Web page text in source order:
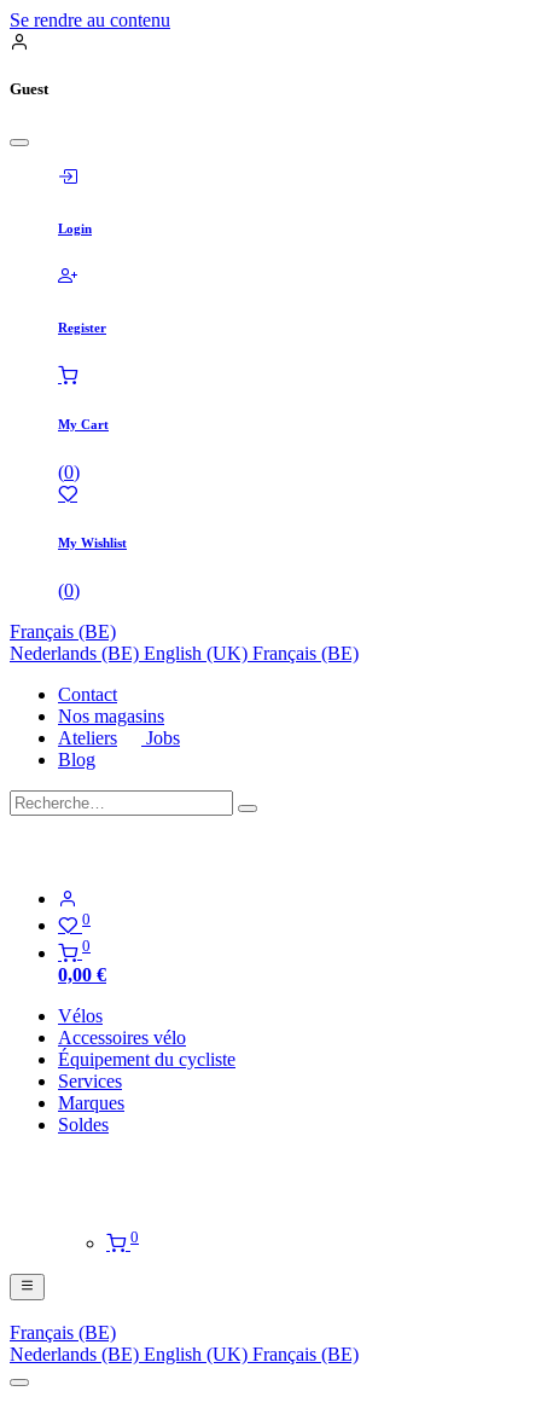
Se rendre au contenu
Guest
Login
Register
My Cart
(0)
My Wishlist
(0)
Français (BE)
Nederlands (BE) English (UK) Français (BE)
Contact
Nos magasins
Ateliers
Jobs
Blog
0
0
0,00 €
Vélos
Accessoires vélo
Équipement du cycliste
Services
Marques
Soldes
0
Français (BE)
Nederlands (BE) English (UK) Français (BE)